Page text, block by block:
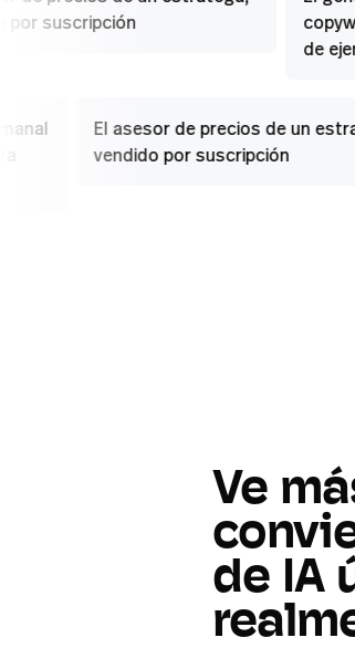
suscripción
de
El asesor de precios de un
vendido por suscripción
Ve
de IA